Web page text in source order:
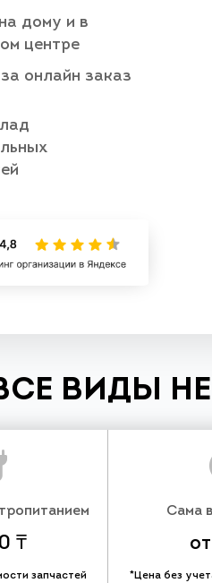
дому и в
центре
онлайн заказ
ВИДЫ
₸
запчастей
Сама
*Цена без